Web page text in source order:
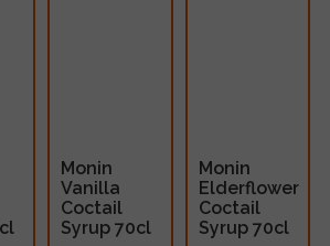
Monin
Vanilla
Coctail
Syrup 70cl
Monin
Elderflower
Coctail
Syrup 70cl